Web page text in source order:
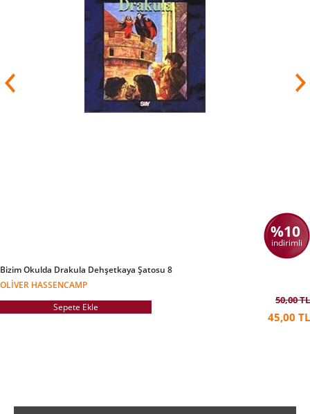
Yapıtları Almanca, İngilizce, Rusça, Azerice,
Arapçaya çevrilen yazar pek çok kez
%10
indirimli
Bizim Okulda Drakula Dehşetkaya Şatosu 8
OLIVER HASSENCAMP
Sepete Ekle
50,00 TL
45,00 TL